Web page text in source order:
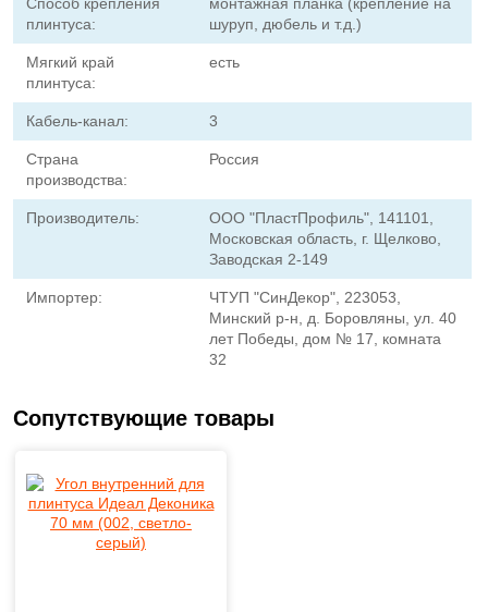
плинтуса:
шуруп, дюбель и т.д.)
Мягкий край
плинтуса:
есть
Кабель-канал: 3
Страна
производства:
Россия
Производитель:
ООО "ПластПрофиль", 141101,
Московская область, г. Щелково,
Заводская 2-149
Импортер:
ЧТУП "СинДекор", 223053,
Минский р-н, д. Боровляны, ул. 40
лет Победы, дом № 17, комната
32
Сопутствующие товары